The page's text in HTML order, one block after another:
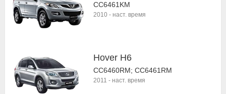
CC6461KM
2010 - наст. время
Hover H6
CC6460RM; CC6461RM
2011 - наст. время